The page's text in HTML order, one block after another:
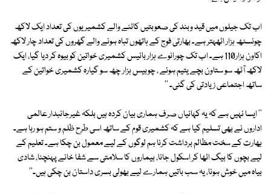
اب تک جیلوں میں قید وبند کی صعوبتیں کاٹنے والے کشمیریوں کی تعداد ایک لاکھ
چونسٹھ ہزار اٹھہتر ہے۔ بھارتی فوج کے ہاتھوں تباہ ہونے والے گھروں کی تعداد چار لاکھ
اکاون ہزار110 ہے۔ اب تک چورانوے ہزار بائیس کشمیری خواتین کو بیوہ کر دیا گیا، ایک
لاکھ آٹھ سو ستاون بچے یتیم ہوئے ، چوبیس ہزار چھ سو گیارہ کشمیری خواتین کے
ساتھ اجتماعی زیادتی کی گئی۔ ''
'' ایسا نہیں ہے کہ یہ کہانیاں صرف ہماری بیان کردہ ہیں بلکہ غیرجانبدار عالمی
اداروں نے بھی تسلیم کیا ہے کہ کشمیری قوم کے ساتھ اسی طرح ظلم و ستم ہو رہا ہے۔
بھارت کے سخت مظالم برداشت کرنا ہم لوگوں کے لیے معمول بن چکا ہے۔ تعلیم کے
لیے بچوں کا بیگ اٹھا کر اسکول جانا، بیماروں کا سلامتی سے شفا خانے پہنچنا، شادی
بیاہ میں خوش ہونا، یہ سب باتیں ہمارے لیے بھولی بسری داستان بن چکی ہیں۔''